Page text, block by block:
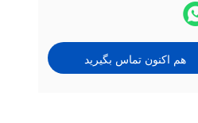
هم اکنون تماس بگیرید